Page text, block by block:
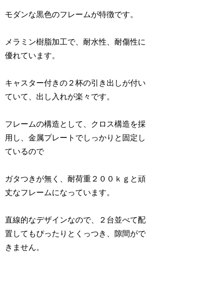
モダンな黒色のフレームが特徴です。
メラミン樹脂加工で、耐水性、耐傷性に
優れています。
キャスター付きの２杯の引き出しが付い
ていて、出し入れが楽々です。
フレームの構造として、クロス構造を採
用し、金属プレートでしっかりと固定し
ているので
ガタつきが無く、耐荷重２００ｋｇと頑
丈なフレームになっています。
直線的なデザインなので、２台並べて配
置してもぴったりとくっつき、隙間がで
きません。